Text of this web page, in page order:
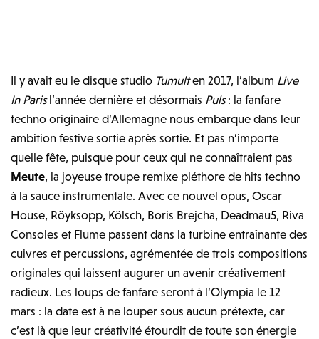
Il y avait eu le disque studio Tumulten 2017, l’album Live
In Parisl’année dernière et désormais Puls: la fanfare
techno originaire d’Allemagne nous embarque dans leur
ambition festive sortie après sortie. Et pas n’importe
quelle fête, puisque pour ceux qui ne connaîtraient pas
Meute, la joyeuse troupe remixe pléthore de hits techno
à la sauce instrumentale. Avec ce nouvel opus, Oscar
House, Röyksopp, Kölsch, Boris Brejcha, Deadmau5, Riva
Consoles et Flume passent dans la turbine entraînante des
cuivres et percussions, agrémentée de trois compositions
originales qui laissent augurer un avenir créativement
radieux. Les loups de fanfare seront à l’Olympia le 12
mars : la date est à ne louper sous aucun prétexte, car
c’est là que leur créativité étourdit de toute son énergie